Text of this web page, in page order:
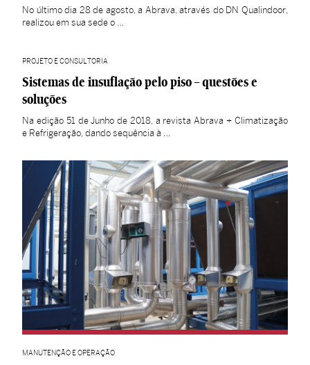
No último dia 28 de agosto, a Abrava, através do DN Qualindoor,
realizou em sua sede o …
PROJETO E CONSULTORIA
Sistemas de insuflação pelo piso – questões e
soluções
Na edição 51 de Junho de 2018, a revista Abrava + Climatização
e Refrigeração, dando sequência à …
MANUTENÇÃO E OPERAÇÃO